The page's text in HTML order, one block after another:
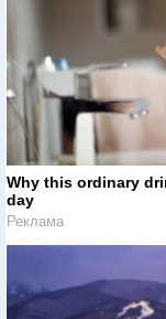
Why this ordinary
day
Реклама